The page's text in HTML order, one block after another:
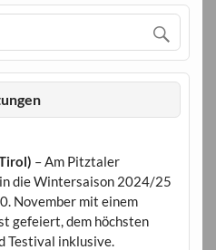
– Am Pitztaler
die Wintersaison 2024/25
November mit einem
gefeiert, dem höchsten
Testival inklusive.